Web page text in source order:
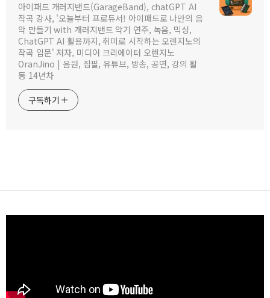
아이패드 개러지밴드(GarageBand), chatGPT AI
작곡 강사, '오늘부터 프로듀서! 아이패드로 나만의 음
악 만들기 with 개러지밴드 악기 연주, 녹음, 믹싱,
ChatGPT AI 활용까지, 취미로 시작하는 오렌지노의
작곡 입문' 저자, 미디어 크리에이터 오렌지노
OranJino | 음원, 집필, 유튜브, 방송, 공연, 강의 활
동 14년차
구독하기